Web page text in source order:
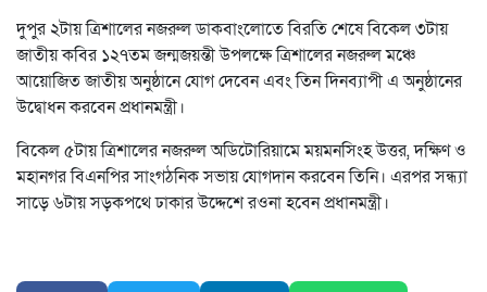
দুপুর ২টায় ত্রিশালের নজরুল ডাকবাংলোতে বিরতি শেষে বিকেল ৩টায়
জাতীয় কবির ১২৭তম জন্মজয়ন্তী উপলক্ষে ত্রিশালের নজরুল মঞ্চে
আয়োজিত জাতীয় অনুষ্ঠানে যোগ দেবেন এবং তিন দিনব্যাপী এ অনুষ্ঠানের
উদ্বোধন করবেন প্রধানমন্ত্রী।
বিকেল ৫টায় ত্রিশালের নজরুল অডিটোরিয়ামে ময়মনসিংহ উত্তর, দক্ষিণ ও
মহানগর বিএনপির সাংগঠনিক সভায় যোগদান করবেন তিনি। এরপর সন্ধ্যা
সাড়ে ৬টায় সড়কপথে ঢাকার উদ্দেশে রওনা হবেন প্রধানমন্ত্রী।